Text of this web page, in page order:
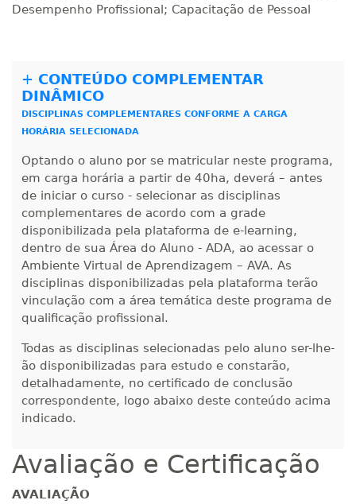
Desempenho Profissional; Capacitação de Pessoal
+ CONTEÚDO COMPLEMENTAR
DINÂMICO
DISCIPLINAS COMPLEMENTARES CONFORME A CARGA
HORÁRIA SELECIONADA
Optando o aluno por se matricular neste programa,
em carga horária a partir de 40ha, deverá – antes
de iniciar o curso - selecionar as disciplinas
complementares de acordo com a grade
disponibilizada pela plataforma de e-learning,
dentro de sua Área do Aluno - ADA, ao acessar o
Ambiente Virtual de Aprendizagem – AVA. As
disciplinas disponibilizadas pela plataforma terão
vinculação com a área temática deste programa de
qualificação profissional.
Todas as disciplinas selecionadas pelo aluno ser-lhe-
ão disponibilizadas para estudo e constarão,
detalhadamente, no certificado de conclusão
correspondente, logo abaixo deste conteúdo acima
indicado.
Avaliação e Certificação
AVALIAÇÃO